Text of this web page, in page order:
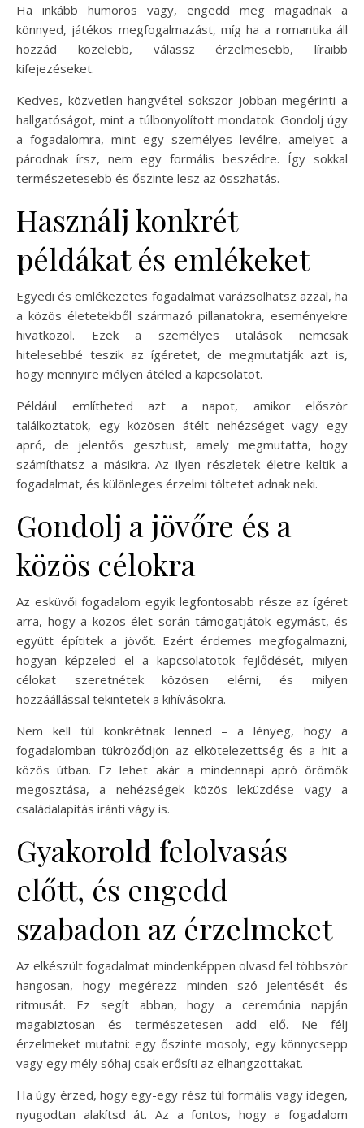
Ha inkább humoros vagy, engedd meg magadnak a
könnyed, játékos megfogalmazást, míg ha a romantika áll
hozzád közelebb, válassz érzelmesebb, líraibb
kifejezéseket.
Kedves, közvetlen hangvétel sokszor jobban megérinti a
hallgatóságot, mint a túlbonyolított mondatok. Gondolj úgy
a fogadalomra, mint egy személyes levélre, amelyet a
párodnak írsz, nem egy formális beszédre. Így sokkal
természetesebb és őszinte lesz az összhatás.
Használj konkrét
példákat és emlékeket
Egyedi és emlékezetes fogadalmat varázsolhatsz azzal, ha
a közös életetekből származó pillanatokra, eseményekre
hivatkozol. Ezek a személyes utalások nemcsak
hitelesebbé teszik az ígéretet, de megmutatják azt is,
hogy mennyire mélyen átéled a kapcsolatot.
Például említheted azt a napot, amikor először
találkoztatok, egy közösen átélt nehézséget vagy egy
apró, de jelentős gesztust, amely megmutatta, hogy
számíthatsz a másikra. Az ilyen részletek életre keltik a
fogadalmat, és különleges érzelmi töltetet adnak neki.
Gondolj a jövőre és a
közös célokra
Az esküvői fogadalom egyik legfontosabb része az ígéret
arra, hogy a közös élet során támogatjátok egymást, és
együtt építitek a jövőt. Ezért érdemes megfogalmazni,
hogyan képzeled el a kapcsolatotok fejlődését, milyen
célokat szeretnétek közösen elérni, és milyen
hozzáállással tekintetek a kihívásokra.
Nem kell túl konkrétnak lenned – a lényeg, hogy a
fogadalomban tükröződjön az elkötelezettség és a hit a
közös útban. Ez lehet akár a mindennapi apró örömök
megosztása, a nehézségek közös leküzdése vagy a
családalapítás iránti vágy is.
Gyakorold felolvasás
előtt, és engedd
szabadon az érzelmeket
Az elkészült fogadalmat mindenképpen olvasd fel többször
hangosan, hogy megérezz minden szó jelentését és
ritmusát. Ez segít abban, hogy a ceremónia napján
magabiztosan és természetesen add elő. Ne félj
érzelmeket mutatni: egy őszinte mosoly, egy könnycsepp
vagy egy mély sóhaj csak erősíti az elhangzottakat.
Ha úgy érzed, hogy egy-egy rész túl formális vagy idegen,
nyugodtan alakítsd át. Az a fontos, hogy a fogadalom